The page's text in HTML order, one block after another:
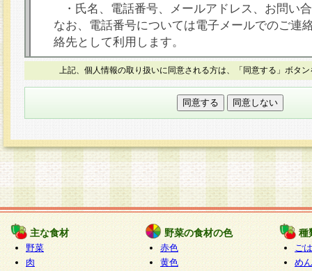
・氏名、電話番号、メールアドレス、お問い
なお、電話番号については電子メールでのご連
絡先として利用します。
○本人が容易に認識できない方法による個人情報
本フォームでは、セッション管理のためCookie
○個人情報の第三者提供について
力いただく個人情報は第三者に提供しません。
○個人情報の委託について
個人情報の取り扱いを外部に委託する場合は、
情報管理基準を満たす企業を選定して委託を行
が行われるよう監督します。
○開示対象個人情報の開示等および問い合わせ窓口
本人からの求めにより、当社が本件により取得
上記、個人情報の取り扱いに同意される方は、「同意する」ボタ
主な食材
野菜
肉
野菜の食材の色
赤色
黄色
種
ご
めん